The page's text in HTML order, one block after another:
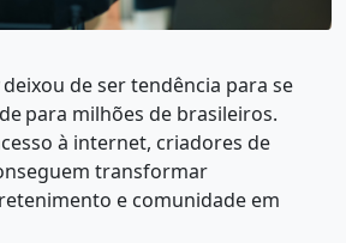
deixou desertendência para se
para milhões de brasileiros.
à internet, criadores de
transformar
e comunidade em